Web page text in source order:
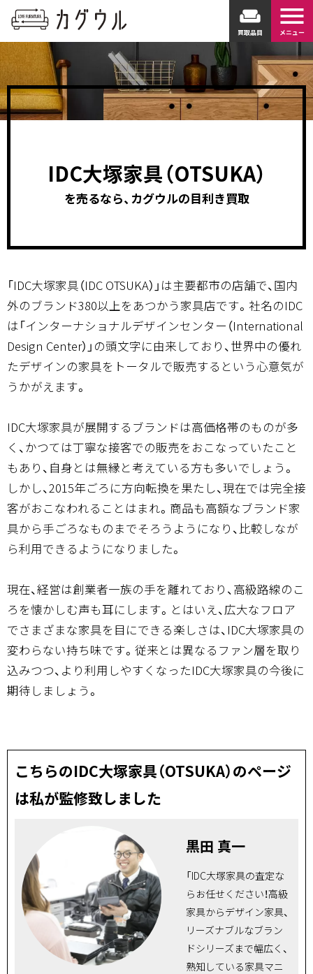
weekend
買取品目
menu
メニュー
IDC大塚家具（OTSUKA）
を売るなら、カグウルの目利き買取
「IDC大塚家具（IDC OTSUKA）」は主要都市の店舗で、国内
外のブランド380以上をあつかう家具店です。社名のIDC
は「インターナショナルデザインセンター（International
Design Center）」の頭文字に由来しており、世界中の優れ
たデザインの家具をトータルで販売するという心意気が
うかがえます。
IDC大塚家具が展開するブランドは高価格帯のものが多
く、かつては丁寧な接客での販売をおこなっていたこと
もあり、自身とは無縁と考えている方も多いでしょう。
しかし、2015年ごろに方向転換を果たし、現在では完全接
客がおこなわれることはまれ。商品も高額なブランド家
具から手ごろなものまでそろうようになり、比較しなが
ら利用できるようになりました。
現在、経営は創業者一族の手を離れており、高級路線のこ
ろを懐かしむ声も耳にします。とはいえ、広大なフロア
でさまざまな家具を目にできる楽しさは、IDC大塚家具の
変わらない持ち味です。従来とは異なるファン層を取り
込みつつ、より利用しやすくなったIDC大塚家具の今後に
期待しましょう。
こちらのIDC大塚家具（OTSUKA）のページ
は私が監修致しました
黒田 真一
「IDC大塚家具の査定な
らお任せください！高級
家具からデザイン家具、
リーズナブルなブラン
ドシリーズまで幅広く、
熟知している家具マニ